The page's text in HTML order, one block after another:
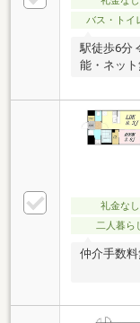
バス・トイ
駅徒歩6分
能・ネッ
礼金なし
二人暮ら
仲介手数